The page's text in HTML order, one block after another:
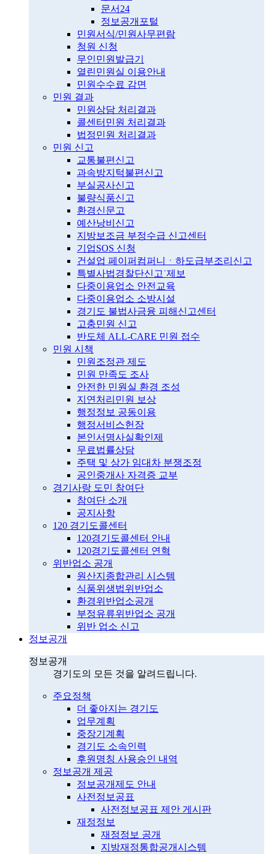
문서24
정보공개포털
민원서식/민원사무편람
청원 신청
무인민원발급기
열린민원실 이용안내
민원수수료 감면
민원 결과
민원상담 처리결과
콜센터민원 처리결과
법정민원 처리결과
민원 신고
교통불편신고
과속방지턱불편신고
부실공사신고
불량식품신고
환경신문고
예산낭비신고
지방보조금 부정수급 신고센터
기업SOS 신청
건설업 페이퍼컴퍼니ㆍ하도급부조리신고
특별사법경찰단신고˙제보
다중이용업소 안전교육
다중이용업소 소방시설
경기도 불법사금융 피해신고센터
고충민원 신고
반도체 ALL-CARE 민원 접수
민원 시책
민원조정관 제도
민원 만족도 조사
안전한 민원실 환경 조성
지연처리민원 보상
행정정보 공동이용
행정서비스헌장
본인서명사실확인제
무료법률상담
주택 및 상가 임대차 분쟁조정
공인중개사 자격증 교부
경기사랑 도민 참여단
참여단 소개
공지사항
120 경기도콜센터
120경기도콜센터 안내
120경기도콜센터 연혁
위반업소 공개
원산지종합관리 시스템
식품위생법위반업소
환경위반업소공개
부정유류위반업소 공개
위반 업소 신고
정보공개
정보공개
경기도의 모든 것을 알려드립니다.
주요정책
더 좋아지는 경기도
업무계획
중장기계획
경기도 소속인력
후원명칭 사용승인 내역
정보공개 제공
정보공개제도 안내
사전정보공표
사전정보공표 제안 게시판
재정정보
재정정보 공개
지방재정통합공개시스템